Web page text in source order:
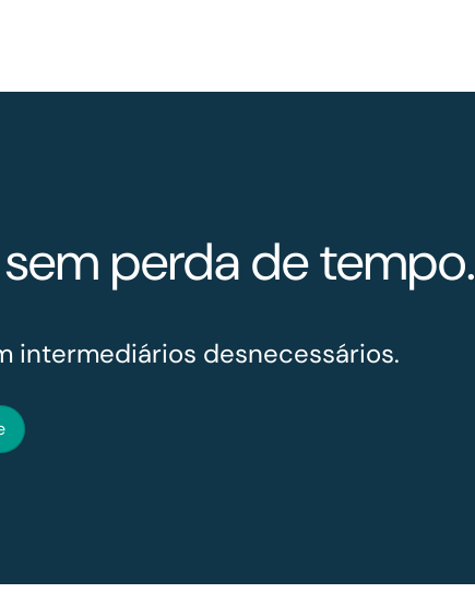
perda de tempo.
intermediários desnecessários.